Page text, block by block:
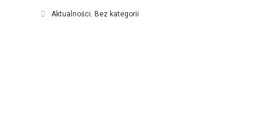
Aktualności, Bez kategorii